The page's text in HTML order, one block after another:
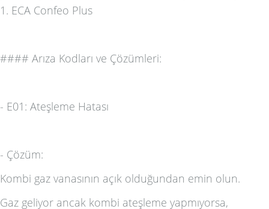
1. ECA Confeo Plus
#### Arıza Kodları ve Çözümleri:
- E01: Ateşleme Hatası
- Çözüm:
Kombi gaz vanasının açık olduğundan emin olun.
Gaz geliyor ancak kombi ateşleme yapmıyorsa,